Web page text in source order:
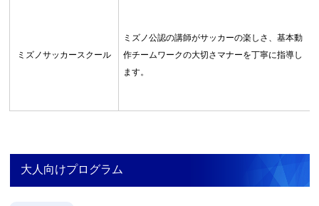
ミズノサッカースクール
ミズノ公認の講師がサッカーの楽しさ、基本動
作チームワークの大切さマナーを丁寧に指導し
ます。
大人向けプログラム